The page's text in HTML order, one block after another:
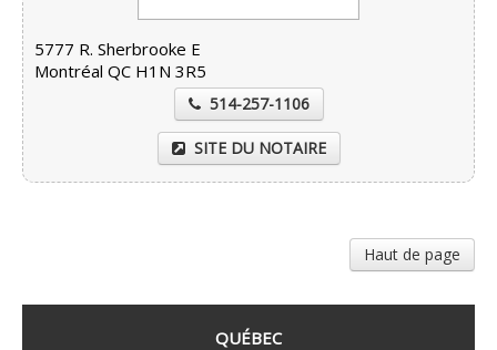
5777 R. Sherbrooke E
Montréal QC H1N 3R5
514-257-1106
SITE DU NOTAIRE
Haut de page
QUÉBEC